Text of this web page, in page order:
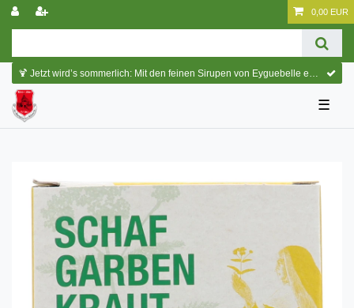
0,00 EUR
🍹 Jetzt wird’s sommerlich: Mit den feinen Sirupen von Eyguebelle entstehen erfrischende Cocktails und köstliche Sommerdrinks.
☰